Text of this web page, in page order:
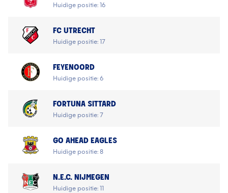
Huidige positie: 16
FC UTRECHT
Huidige positie: 17
FEYENOORD
Huidige positie: 6
FORTUNA SITTARD
Huidige positie: 7
GO AHEAD EAGLES
Huidige positie: 8
N.E.C. NIJMEGEN
Huidige positie: 11